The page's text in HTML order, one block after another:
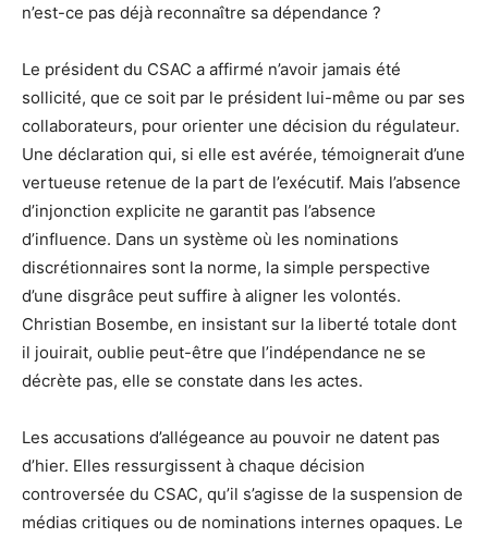
n’est-ce pas déjà reconnaître sa dépendance ?
Le président du CSAC a affirmé n’avoir jamais été
sollicité, que ce soit par le président lui-même ou par ses
collaborateurs, pour orienter une décision du régulateur.
Une déclaration qui, si elle est avérée, témoignerait d’une
vertueuse retenue de la part de l’exécutif. Mais l’absence
d’injonction explicite ne garantit pas l’absence
d’influence. Dans un système où les nominations
discrétionnaires sont la norme, la simple perspective
d’une disgrâce peut suffire à aligner les volontés.
Christian Bosembe, en insistant sur la liberté totale dont
il jouirait, oublie peut-être que l’indépendance ne se
décrète pas, elle se constate dans les actes.
Les accusations d’allégeance au pouvoir ne datent pas
d’hier. Elles ressurgissent à chaque décision
controversée du CSAC, qu’il s’agisse de la suspension de
médias critiques ou de nominations internes opaques. Le